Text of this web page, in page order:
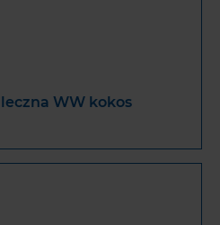
WW kokos